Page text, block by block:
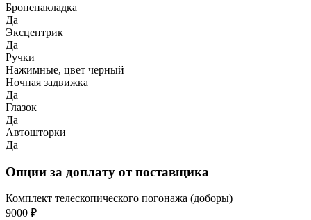
Броненакладка
Да
Эксцентрик
Да
Ручки
Нажимные, цвет черный
Ночная задвижка
Да
Глазок
Да
Автошторки
Да
Опции за доплату от поставщика
Комплект телескопического погонажа (доборы)
9000 ₽